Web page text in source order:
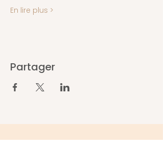
En lire plus >
Partager